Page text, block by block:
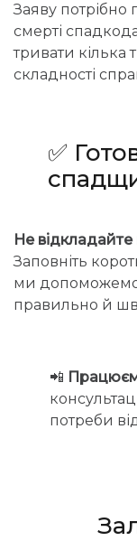
Заяву потрібно
смерті
тривати кілька
складності
✅
Не
Заповніть
ми
правильно й
📲
потреби